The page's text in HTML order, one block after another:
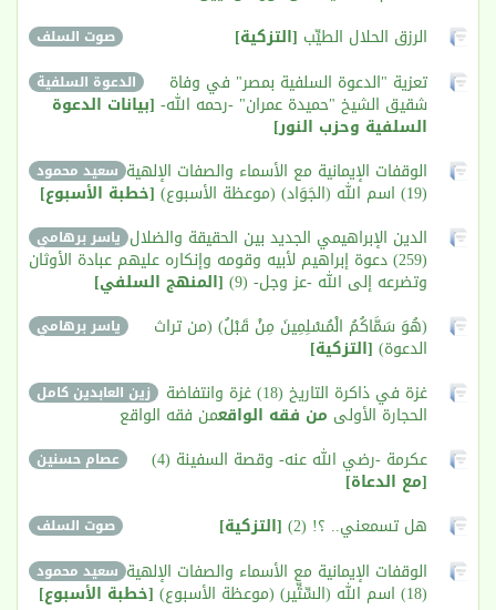
صوت السلف الرزق الحلال الطيِّب [التزكية]
الدعوة السلفية تعزية "الدعوة السلفية بمصر" في وفاة
شقيق الشيخ "حميدة عمران" -رحمه الله- [بيانات الدعوة
السلفية وحزب النور]
سعيد محمود الوقفات الإيمانية مع الأسماء والصفات الإلهية
(19) اسم الله (الجَوَاد) (موعظة الأسبوع) [خطبة الأسبوع]
ياسر برهامي الدين الإبراهيمي الجديد بين الحقيقة والضلال
(259) دعوة إبراهيم لأبيه وقومه وإنكاره عليهم عبادة الأوثان
وتضرعه إلى الله -عز وجل- (9) [المنهج السلفي]
ياسر برهامي (هُوَ سَمَّاكُمُ الْمُسْلِمِينَ مِنْ قَبْلُ) (من تراث
الدعوة) [التزكية]
زين العابدين كامل غزة في ذاكرة التاريخ (18) غزة وانتفاضة
الحجارة الأولى من فقه الواقعمن فقه الواقع
عصام حسنين عكرمة -رضي الله عنه- وقصة السفينة (4)
[مع الدعاة]
صوت السلف هل تسمعني.. ؟! (2) [التزكية]
سعيد محمود الوقفات الإيمانية مع الأسماء والصفات الإلهية
(18) اسم الله (السِّتِّير) (موعظة الأسبوع) [خطبة الأسبوع]